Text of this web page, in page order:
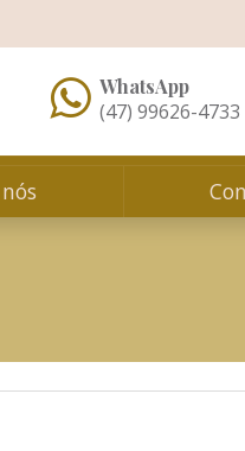
WhatsApp
(47) 99626-4733